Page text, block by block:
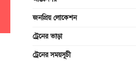
জনপ্রিয় লোকেশন
ট্রেনের ভাড়া
ট্রেনের সময়সূচী